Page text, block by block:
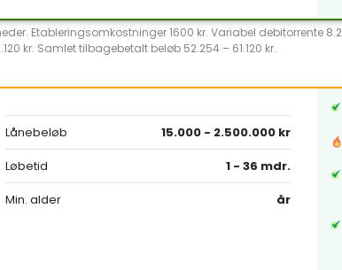
Etableringsomkostninger 1600 kr. Variabel debitorrente
kr. Samlet tilbagebetalt beløb 52.254 – 61.120 kr.
Lånebeløb
15.000 - 2.500.000 kr
Løbetid
1 - 36 mdr.
Min. alder
år